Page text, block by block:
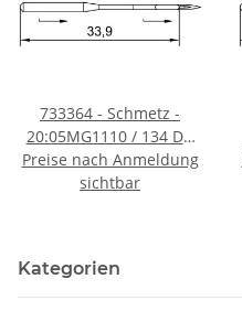
733364 - Schmetz -
20:05MG1110 / 134 DH
Nadeldicke: 110 / Preis
pro Karte á 10 Nadeln
Preise nach Anmeldung
sichtbar
Kategorien